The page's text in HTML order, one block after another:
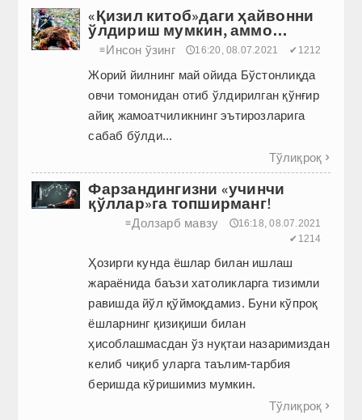
«Қизил китоб»даги ҳайвонни
ўлдириш мумкин, аммо…
≡Инсон ўзинг 🕔16:20, 08.07.2021 ✔1212
Жорий йилнинг май ойида Бўстонлиқда
овчи томонидан отиб ўлдирилган қўнғир
айиқ жамоатчиликнинг эътирозларига
сабаб бўлди...
Тўлиқроқ 
Фарзандингизни «учинчи
қўллар»га топширманг!
≡Долзарб мавзу
🕔16:18, 08.07.2021
✔1214
Ҳозирги кунда ёшлар билан ишлаш
жараёнида баъзи хатоликларга тизимли
равишда йўл қўймоқдамиз. Буни кўпроқ
ёшларнинг қизиқиши билан
ҳисоблашмасдан ўз нуқтаи назаримиздан
келиб чиқиб уларга таълим-тарбия
беришда кўришимиз мумкин.
Тўлиқроқ 